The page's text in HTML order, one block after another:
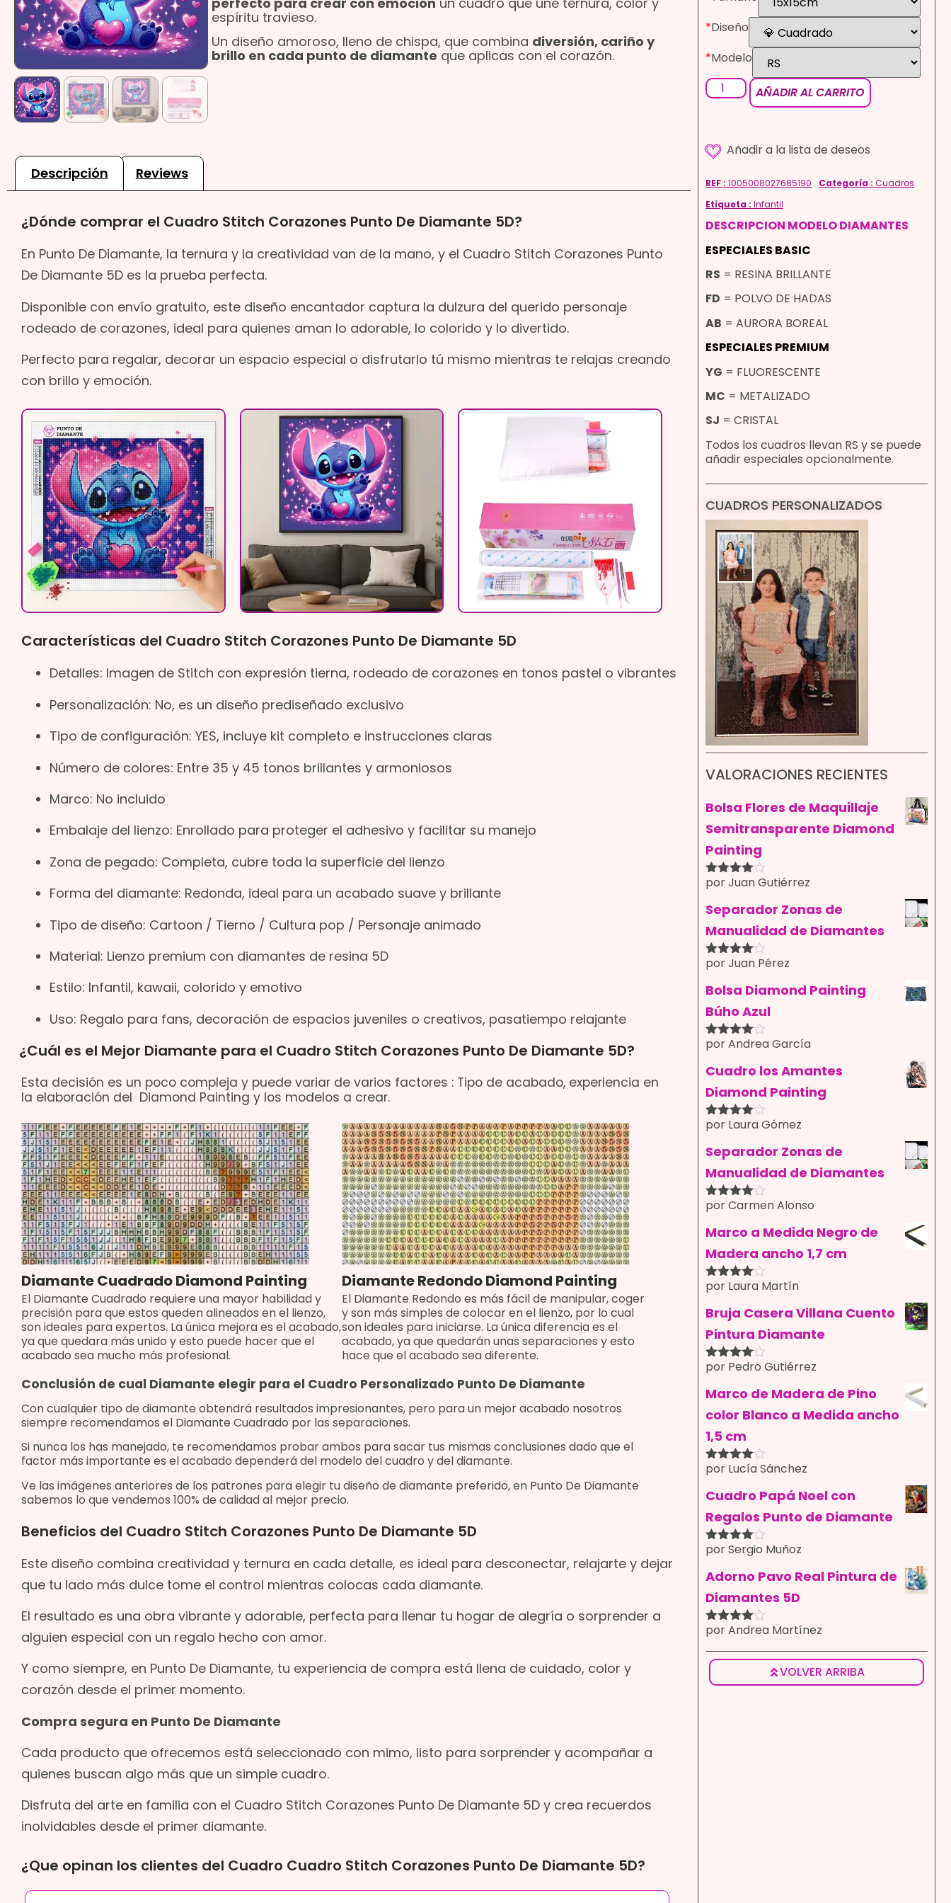
espíritu travieso.
Un diseño amoroso, lleno de chispa, que combina diversión, cariño y
brillo en cada punto de diamante que aplicas con el corazón.
Descripción Reviews
¿Dónde comprar el Cuadro Stitch Corazones Punto De Diamante 5D?
En Punto De Diamante, la ternura y la creatividad van de la mano, y el Cuadro Stitch Corazones Punto
De Diamante 5D es la prueba perfecta.
Disponible con envío gratuito, este diseño encantador captura la dulzura del querido personaje
rodeado de corazones, ideal para quienes aman lo adorable, lo colorido y lo divertido.
Perfecto para regalar, decorar un espacio especial o disfrutarlo tú mismo mientras te relajas creando
con brillo y emoción.
Características del Cuadro Stitch Corazones Punto De Diamante 5D
Detalles: Imagen de Stitch con expresión tierna, rodeado de corazones en tonos pastel o vibrantes
Personalización: No, es un diseño prediseñado exclusivo
Tipo de configuración: YES, incluye kit completo e instrucciones claras
Número de colores: Entre 35 y 45 tonos brillantes y armoniosos
Marco: No incluido
Embalaje del lienzo: Enrollado para proteger el adhesivo y facilitar su manejo
Zona de pegado: Completa, cubre toda la superficie del lienzo
Forma del diamante: Redonda, ideal para un acabado suave y brillante
Tipo de diseño: Cartoon / Tierno / Cultura pop / Personaje animado
Material: Lienzo premium con diamantes de resina 5D
Estilo: Infantil, kawaii, colorido y emotivo
Uso: Regalo para fans, decoración de espacios juveniles o creativos, pasatiempo relajante
¿Cuál es el Mejor Diamante para el Cuadro Stitch Corazones Punto De Diamante 5D?
Esta decisión es un poco compleja y puede variar de varios factores : Tipo de acabado, experiencia en
la elaboración del Diamond Painting y los modelos a crear.
Diamante Cuadrado Diamond Painting
El Diamante Cuadrado requiere una mayor habilidad y
precisión para que estos queden alineados en el lienzo,
son ideales para expertos. La única mejora es el acabado,
ya que quedara más unido y esto puede hacer que el
acabado sea mucho más profesional.
Diamante Redondo Diamond Painting
El Diamante Redondo es más fácil de manipular, coger
y son más simples de colocar en el lienzo, por lo cual
son ideales para iniciarse. La única diferencia es el
acabado, ya que quedarán unas separaciones y esto
hace que el acabado sea diferente.
Conclusión de cual Diamante elegir para el Cuadro Personalizado Punto De Diamante
Con cualquier tipo de diamante obtendrá resultados impresionantes, pero para un mejor acabado nosotros
siempre recomendamos el Diamante Cuadrado por las separaciones.
Si nunca los has manejado, te recomendamos probar ambos para sacar tus mismas conclusiones dado que el
factor más importante es el acabado dependerá del modelo del cuadro y del diamante.
Ve las imágenes anteriores de los patrones para elegir tu diseño de diamante preferido, en Punto De Diamante
sabemos lo que vendemos 100% de calidad al mejor precio.
Beneficios del Cuadro Stitch Corazones Punto De Diamante 5D
Este diseño combina creatividad y ternura en cada detalle, es ideal para desconectar, relajarte y dejar
que tu lado más dulce tome el control mientras colocas cada diamante.
El resultado es una obra vibrante y adorable, perfecta para llenar tu hogar de alegría o sorprender a
alguien especial con un regalo hecho con amor.
Y como siempre, en Punto De Diamante, tu experiencia de compra está llena de cuidado, color y
corazón desde el primer momento.
Compra segura en Punto De Diamante
Cada producto que ofrecemos está seleccionado con mimo, listo para sorprender y acompañar a
quienes buscan algo más que un simple cuadro.
Disfruta del arte en familia con el Cuadro Stitch Corazones Punto De Diamante 5D y crea recuerdos
inolvidables desde el primer diamante.
¿Que opinan los clientes del Cuadro Cuadro Stitch Corazones Punto De Diamante 5D?
*Diseño
*Modelo
AÑADIR AL CARRITO
REF : 1005008027685190 Categoría : Cuadros
Etiqueta : Infantil
DESCRIPCION MODELO DIAMANTES
ESPECIALES BASIC
RS = RESINA BRILLANTE
FD = POLVO DE HADAS
AB = AURORA BOREAL
ESPECIALES PREMIUM
YG = FLUORESCENTE
MC = METALIZADO
SJ = CRISTAL
Todos los cuadros llevan RS y se puede
añadir especiales opcionalmente.
CUADROS PERSONALIZADOS
VALORACIONES RECIENTES
Bolsa Flores de Maquillaje
Semitransparente Diamond
Painting
Valorado
5
por Juan Gutiérrez
Separador Zonas de
Manualidad de Diamantes
Valorado
5
por Juan Pérez
Bolsa Diamond Painting
Búho Azul
Valorado
5
por Andrea García
Cuadro los Amantes
Diamond Painting
Valorado
5
por Laura Gómez
Separador Zonas de
Manualidad de Diamantes
Valorado
5
por Carmen Alonso
Marco a Medida Negro de
Madera ancho 1,7 cm
Valorado
5
por Laura Martín
Bruja Casera Villana Cuento
Pintura Diamante
Valorado
5
por Pedro Gutiérrez
Marco de Madera de Pino
color Blanco a Medida ancho
1,5 cm
Valorado
5
por Lucía Sánchez
Cuadro Papá Noel con
Regalos Punto de Diamante
Valorado
5
por Sergio Muñoz
Adorno Pavo Real Pintura de
Diamantes 5D
Valorado
5
por Andrea Martínez
VOLVER ARRIBA